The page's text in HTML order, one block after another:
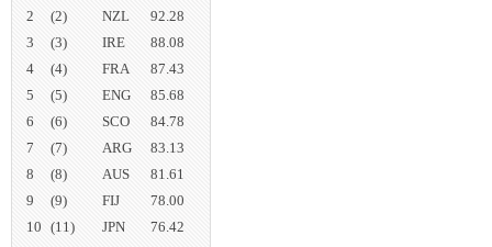
2
(2) NZL
92.28
3
(3) IRE
88.08
4
(4) FRA
87.43
5
(5) ENG
85.68
6
(6) SCO
84.78
7
(7) ARG
83.13
8
(8) AUS
81.61
9
(9) FIJ
78.00
10 (11) JPN 76.42